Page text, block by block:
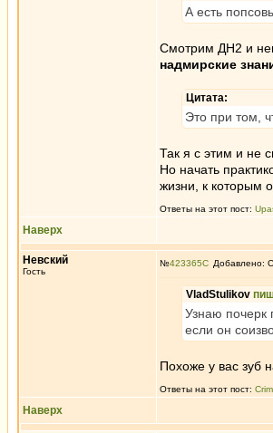
А есть
Смотрим ДН2 и
надмирские
Цитата:
Это при том,
Так я с этим и не
Но начать
жизни, к которым
Ответы на этот пост:
Наверх
Невский
Гость
№423365 Добавлено:
VladStulikov
Узнаю почерк
если он
Похоже у вас зуб
Ответы на этот пост:
Наверх